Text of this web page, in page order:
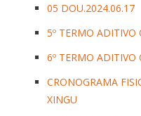
05 DOU.2024.06.17
5º TERMO
6º TERMO
CRONOGRAMA
XINGU